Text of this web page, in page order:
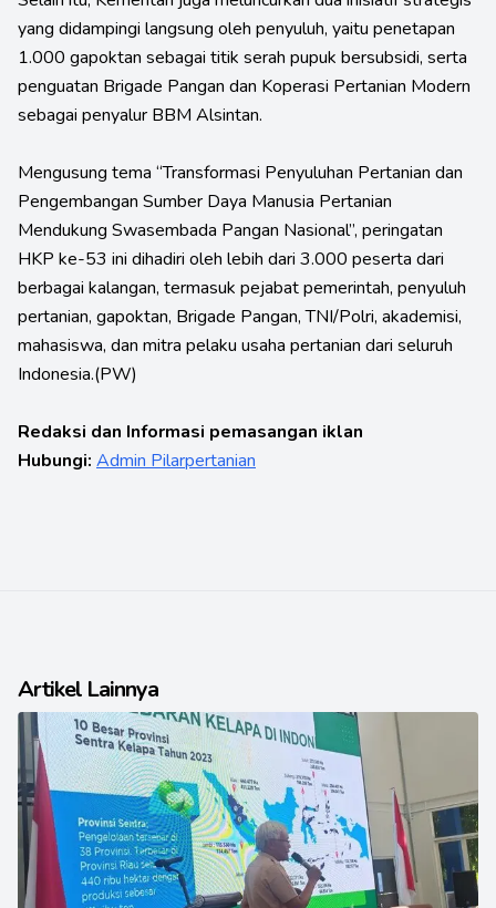
yang didampingi langsung oleh penyuluh, yaitu penetapan
1.000 gapoktan sebagai titik serah pupuk bersubsidi, serta
penguatan Brigade Pangan dan Koperasi Pertanian Modern
sebagai penyalur BBM Alsintan.
Mengusung tema “Transformasi Penyuluhan Pertanian dan
Pengembangan Sumber Daya Manusia Pertanian
Mendukung Swasembada Pangan Nasional”, peringatan
HKP ke-53 ini dihadiri oleh lebih dari 3.000 peserta dari
berbagai kalangan, termasuk pejabat pemerintah, penyuluh
pertanian, gapoktan, Brigade Pangan, TNI/Polri, akademisi,
mahasiswa, dan mitra pelaku usaha pertanian dari seluruh
Indonesia.(PW)
Redaksi dan Informasi pemasangan iklan
Hubungi: Admin Pilarpertanian
Artikel Lainnya